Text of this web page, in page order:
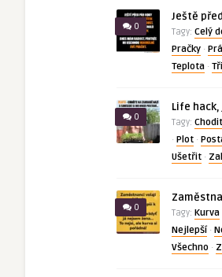
0
Ještě
Tagy: Celý
Pračky ·
Teplota ·
0
Life
Tagy: Chodit
· Plot ·
Ušetřit ·
0
Tagy: Kurva
Nejlepší·
Všechno ·